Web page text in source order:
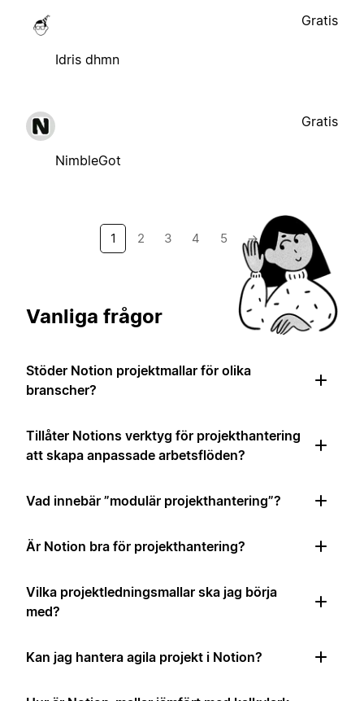
Idris dhmn
Gratis
NimbleGot
Gratis
1 2 3 4 5 →
Vanliga frågor
Stöder Notion projektmallar för olika
branscher?
Tillåter Notions verktyg för projekthantering
att skapa anpassade arbetsflöden?
Vad innebär ”modulär projekthantering”?
Är Notion bra för projekthantering?
Vilka projektledningsmallar ska jag börja
med?
Kan jag hantera agila projekt i Notion?